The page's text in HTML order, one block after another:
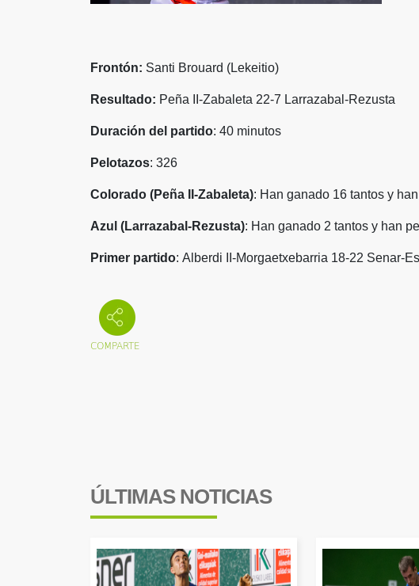
Frontón: Santi Brouard (Lekeitio)
Resultado: Peña II-Zabaleta 22-7 Larrazabal-Rezusta
Duración del partido: 40 minutos
Pelotazos: 326
Colorado (Peña II-Zabaleta): Han ganado 16 tantos y
Azul (Larrazabal-Rezusta): Han ganado 2 tantos y han
Primer partido: Alberdi II-Morgaetxebarria 18-22 Senar-
ÚLTIMAS NOTICIAS